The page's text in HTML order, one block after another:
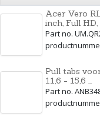
Acer Vero
inch, Full HD,
Part no.
Pull tabs
11,6 - 15,6 ...
Part no.